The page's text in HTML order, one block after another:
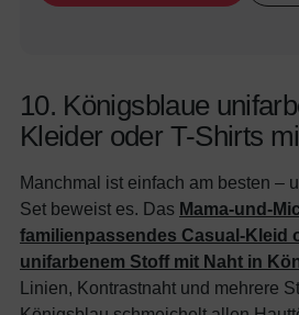
10. Königsblaue
Kleider oder T-Shirts
Manchmal ist einfach am besten –
Set beweist es. Das Mama-und-
familienpassendes Casual-Kleid
unifarbenem Stoff mit Naht in
Linien, Kontrastnaht und mehrere